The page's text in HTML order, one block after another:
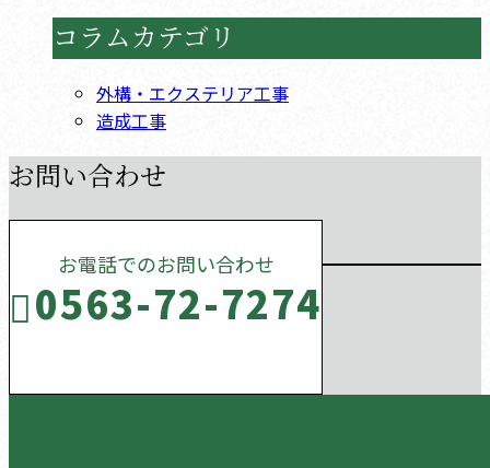
コラムカテゴリ
外構・エクステリア工事
造成工事
お問い合わせ
お電話でのお問い合わせ
0563-72-7274